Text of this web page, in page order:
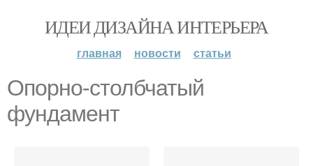
ИДЕИ ДИЗАЙНА ИНТЕРЬЕРА
главная новости статьи
Опорно-столбчатый
фундамент